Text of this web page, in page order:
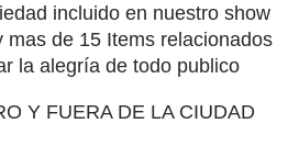
incluido en nuestro show
mas de 15 Items relacionados
la alegría de todo publico
Y FUERA DE LA CIUDAD